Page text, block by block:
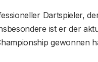
Dartspieler,
ist er der
gewonnen